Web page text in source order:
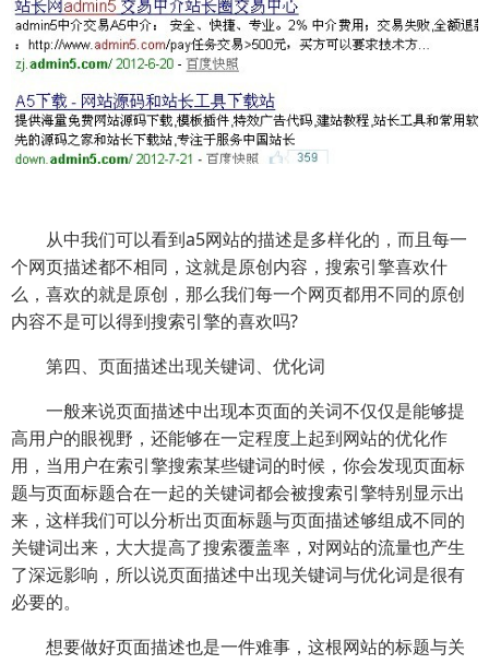
从中我们可以看到a5网站的描述是多样化的，而且每一
个网页描述都不相同，这就是原创内容，搜索引擎喜欢什
么，喜欢的就是原创，那么我们每一个网页都用不同的原创
内容不是可以得到搜索引擎的喜欢吗?
第四、页面描述出现关键词、优化词
一般来说页面描述中出现本页面的关词不仅仅是能够提
高用户的眼视野，还能够在一定程度上起到网站的优化作
用，当用户在索引擎搜索某些键词的时候，你会发现页面标
题与页面标题合在一起的关键词都会被搜索引擎特别显示出
来，这样我们可以分析出页面标题与页面描述够组成不同的
关键词出来，大大提高了搜索覆盖率，对网站的流量也产生
了深远影响，所以说页面描述中出现关键词与优化词是很有
必要的。
想要做好页面描述也是一件难事，这根网站的标题与关